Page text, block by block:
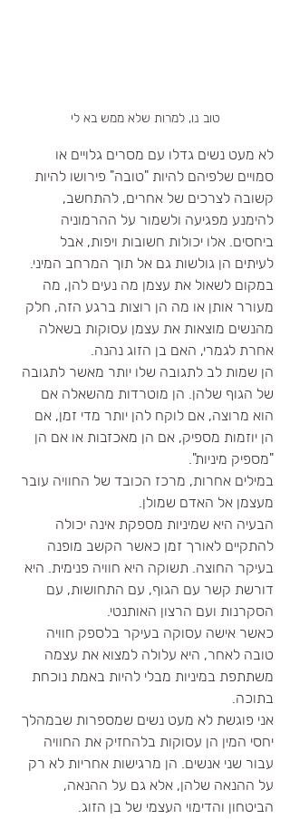
טוב נו, למרות שלא ממש בא לי
לא מעט נשים גדלו עם מסרים גלויים או
סמויים שלפיהם להיות "טובה" פירושו להיות
קשובה לצרכים של אחרים, להתחשב,
להימנע מפגיעה ולשמור על ההרמוניה
ביחסים. אלו יכולות חשובות ויפות, אבל
לעיתים הן גולשות גם אל תוך המרחב המיני.
במקום לשאול את עצמן מה נעים להן, מה
מעורר אותן או מה הן רוצות ברגע הזה, חלק
מהנשים מוצאות את עצמן עסוקות בשאלה
אחרת לגמרי, האם בן הזוג נהנה.
הן שמות לב לתגובה שלו יותר מאשר לתגובה
של הגוף שלהן. הן מוטרדות מהשאלה אם
הוא מרוצה, אם לוקח להן יותר מדי זמן, אם
הן יוזמות מספיק, אם הן מאכזבות או אם הן
"מספיק מיניות".
במילים אחרות, מרכז הכובד של החוויה עובר
מעצמן אל האדם שמולן.
הבעיה היא שמיניות מספקת אינה יכולה
להתקיים לאורך זמן כאשר הקשב מופנה
בעיקר החוצה. תשוקה היא חוויה פנימית. היא
דורשת קשר עם הגוף, עם התחושות, עם
הסקרנות ועם הרצון האותנטי.
כאשר אישה עסוקה בעיקר בלספק חוויה
טובה לאחר, היא עלולה למצוא את עצמה
משתתפת במיניות מבלי להיות באמת נוכחת
בתוכה.
אני פוגשת לא מעט נשים שמספרות שבמהלך
יחסי המין הן עסוקות בלהחזיק את החוויה
עבור שני אנשים. הן מרגישות אחריות לא רק
על ההנאה שלהן, אלא גם על ההנאה,
הביטחון והדימוי העצמי של בן הזוג.